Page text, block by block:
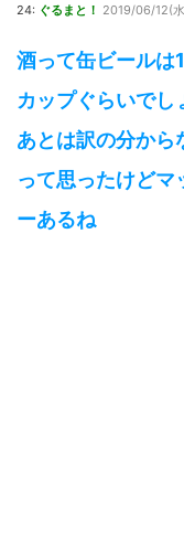
24: ぐるまと！ 2019/06/12(
酒って缶ビールは
カップぐらいでし
あとは訳の分から
って思ったけどマ
ーあるね